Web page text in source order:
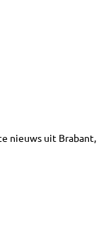
nieuws uit Brabant,